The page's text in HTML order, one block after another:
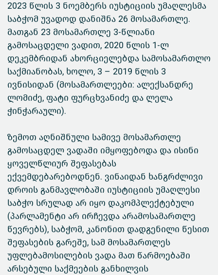
2023 წლის 3 ნოემბერს იუსტიციის უმაღლესმა
საბჭომ უვადოდ დანიშნა 26 მოსამართლე.
მათგან 23 მოსამართლე 3-წლიანი
გამოსაცდელი ვადით, 2020 წლის 1-ლ
დეკემბრიდან ახორციელებდა სამოსამართლო
საქმიანობას, ხოლო, 3 – 2019 წლის 3
ივნისიდან (მოსამართლეები: ალექსანდრე
ლომიძე, ფატი ფურცხვანიძე და ლელა
ჭინჭარაული).
ზემოთ აღნიშნული სამივე მოსამართლე
გამოსაცდელ ვადაში იმყოფებოდა და ისინი
ყოველწლიურ შეფასებას
ექვემდებარებოდნენ. ვინაიდან ხანგრძლივი
დროის განმავლობაში იუსტიციის უმაღლესი
საბჭო სრულად არ იყო დაკომპლექტებული
(პარლამენტი არ ირჩევდა არამოსამართლე
წევრებს), საბჭომ, კანონით დადგენილი წესით
შეფასების გარეშე, სამ მოსამართლეს
უფლებამოსილების ვადა მათ წარმოებაში
არსებული საქმეების განხილვის